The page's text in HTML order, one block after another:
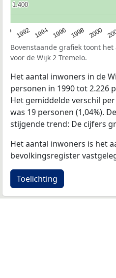
1992 1994 1996 1998 2000
1.400
1.400
Bovenstaande grafiek toont
voor de Wijk 2 Tremelo.
Het aantal inwoners in de
personen in 1990 tot 2.226
Het gemiddelde verschil
was 19 personen (1,04%).
stijgende trend: De cijfers
Het aantal inwoners is het
bevolkingsregister
Toelichting